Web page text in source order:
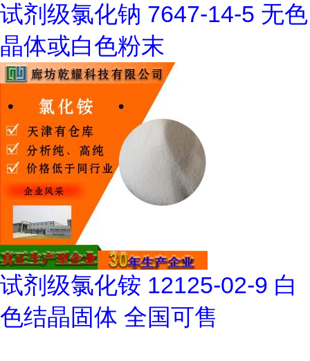
试剂级氯化钠 7647-14-5 无色
晶体或白色粉末
试剂级氯化铵 12125-02-9 白
色结晶固体 全国可售